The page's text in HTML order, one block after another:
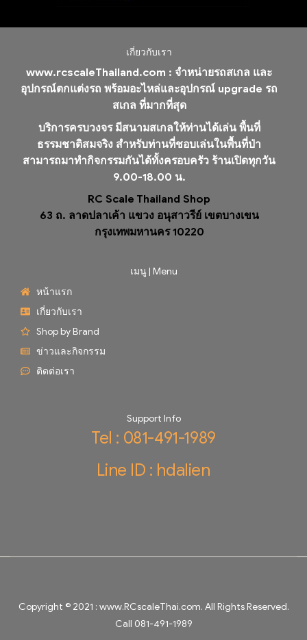
เกี่ยวกับเรา
www.rcscaleThailand.com : จำหน่ายรถสเกล และ
อุปกรณ์ตกแต่งรถ พร้อมอะไหล่และอุปกรณ์ upgrade รถ
สเกล ที่มากที่สุด
บริการครบวงจร มีสนามสเกลให้ท่านได้เล่น พื้นที่
ธรรมชาติสมจริง สำหรับท่านที่ชอบเล่นในพื้นที่ป่า
สามารถมาทำกิจกรรมกันได้ทั้งครอบครัว ร้านเปิดทุกวัน
9.00-18.00 น.
RC Scale Thailand Shop
63 ถ. ลาดปลาเค้า แขวง อนุสาวรีย์ เขตบางเขน
กรุงเทพมหานคร 10220
เมนู | Menu
หน้าแรก
เกี่ยวกับเรา
Shop by Brand
ข่าวและกิจกรรม
ติดต่อเรา
Support Info
Tel : 081-491-1989
Line ID : hdalien
Copyright © 2021 : www.RCscaleThai.com. All Rights Reserved.
Call 081-491-1989